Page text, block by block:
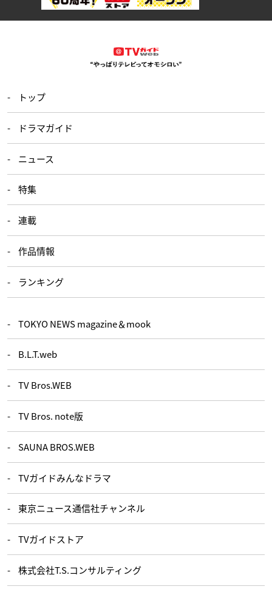
トップ
ドラマガイド
ニュース
特集
連載
作品情報
ランキング
TOKYO NEWS magazine＆mook
B.L.T.web
TV Bros.WEB
TV Bros. note版
SAUNA BROS.WEB
TVガイドみんなドラマ
東京ニュース通信社チャンネル
TVガイドストア
株式会社T.S.コンサルティング